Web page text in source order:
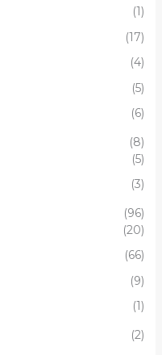
(1)
(17)
(4)
(5)
(6)
(8)
(5)
(3)
(96)
(20)
(66)
(9)
(1)
(2)